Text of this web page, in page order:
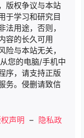
版权争议与本站
于学习和研究目
用途，否则，
容的长久可用
与本站无关，
您的电脑/手机中
序，请支持正版
务。侵删请致信
声明 – 隐私政